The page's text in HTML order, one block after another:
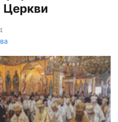
Церкви